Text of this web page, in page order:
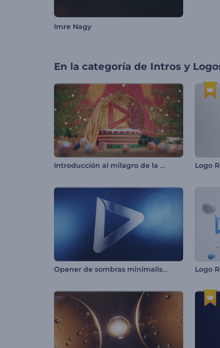
Imre Nagy
En la categoría de Intros y
Introducción al milagro de la bola de nieve Logo
Opener de sombras minimalistas Logo